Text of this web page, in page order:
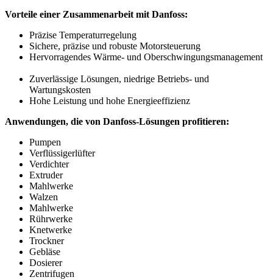
Vorteile einer Zusammenarbeit mit Danfoss:
Präzise Temperaturregelung
Sichere, präzise und robuste Motorsteuerung
Hervorragendes Wärme- und Oberschwingungsmanagement
Zuverlässige Lösungen, niedrige Betriebs- und
Wartungskosten
Hohe Leistung und hohe Energieeffizienz
Anwendungen, die von Danfoss-Lösungen profitieren:
Pumpen
Verflüssigerlüfter
Verdichter
Extruder
Mahlwerke
Walzen
Mahlwerke
Rührwerke
Knetwerke
Trockner
Gebläse
Dosierer
Zentrifugen